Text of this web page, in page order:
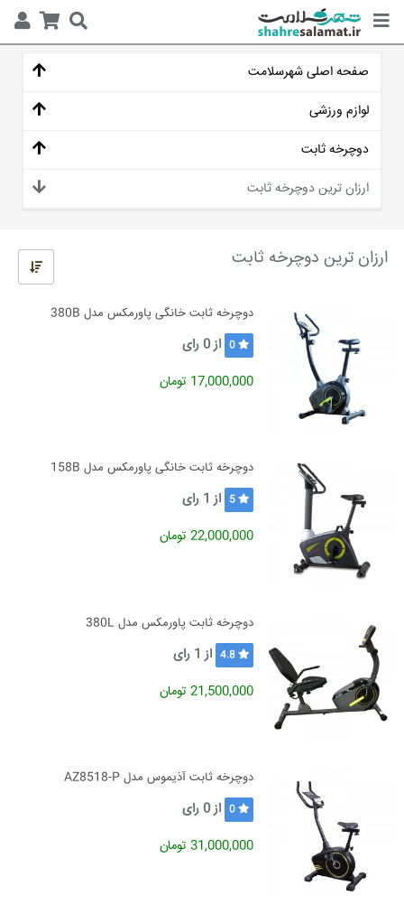
صفحه اصلی شهرسلامت
لوازم ورزشی
دوچرخه ثابت
ارزان ترین دوچرخه ثابت
ارزان ترین دوچرخه ثابت
دوچرخه ثابت خانگی پاورمکس مدل 380B
0 از0 رای
17,000,000 تومان
دوچرخه ثابت خانگی پاورمکس مدل 158B
5 از 1 رای
22,000,000 تومان
دوچرخه ثابت پاورمکس مدل 380L
4.8 از 1 رای
21,500,000 تومان
دوچرخه ثابت آذیموس مدل AZ8518-P
0 از0 رای
31,000,000 تومان